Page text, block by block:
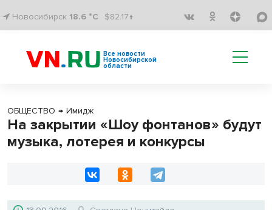
Новосибирск 18.6 °C $82.17↑
Все новости
Новосибирской
области
ОБЩЕСТВО → Имидж
На закрытии «Шоу фонтанов» будут
музыка, лотерея и конкурсы